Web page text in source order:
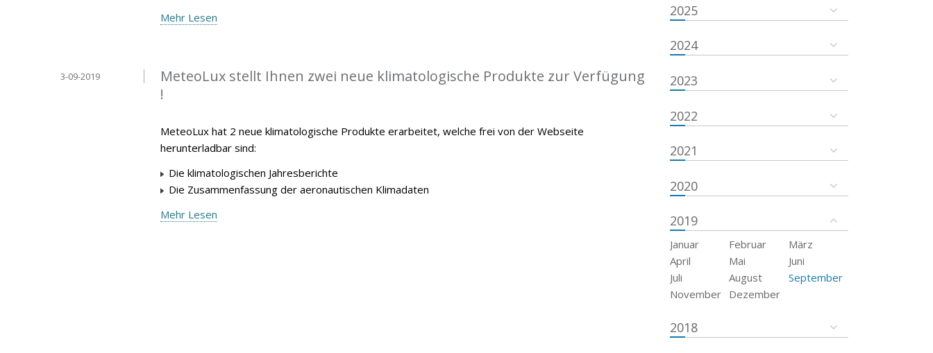
Mehr Lesen
MeteoLux stellt Ihnen zwei neue klimatologische Produkte zur Verfügung
!
3-09-2019
MeteoLux hat 2 neue klimatologische Produkte erarbeitet, welche frei von der Webseite
herunterladbar sind:
Die klimatologischen Jahresberichte
Die Zusammenfassung der aeronautischen Klimadaten
Mehr Lesen
2025
2024
2023
2022
2021
2020
2019
Januar Februar
März
April
Mai
Juni
Juli
August
September
November
Dezember
2018